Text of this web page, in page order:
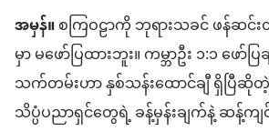
အမှန်။စကြဝဠာကို ဘုရားသခင် ဖန်ဆင်
မှာ မဖော်ပြထားဘူး။ ကမ္ဘာဦး ၁:၁ ဖော်
သက်တမ်းဟာ နှစ်သန်းထောင်ချီ ရှိပြီဆို
သိပ္ပံပညာရှင်တွေရဲ့ ခန့်မှန်းချက်နဲ့ ဆန့်က